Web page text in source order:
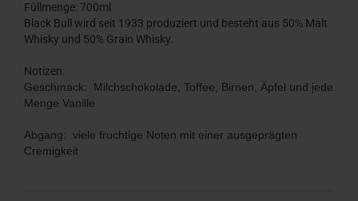
Füllmenge: 700ml
Black Bull wird seit 1933 produziert und besteht aus 50% Malt
Whisky und 50% Grain Whisky.
Notizen:
Geschmack: Milchschokolade, Toffee, Birnen, Äpfel und jede
Menge Vanille
Abgang: viele fruchtige Noten mit einer ausgeprägten
Cremigkeit